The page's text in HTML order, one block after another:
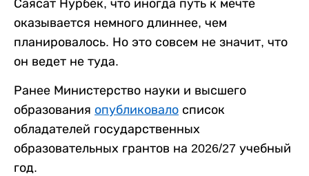
Саясат Нурбек, что иногда путь к мечте
оказывается немного длиннее, чем
планировалось. Но это совсем не значит, что
он ведет не туда.
Ранее Министерство науки и высшего
образования опубликовало список
обладателей государственных
образовательных грантов на 2026/27 учебный
год.